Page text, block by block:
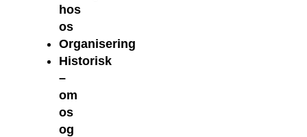
hos
os
Organisering
Historisk
–
om
os
og